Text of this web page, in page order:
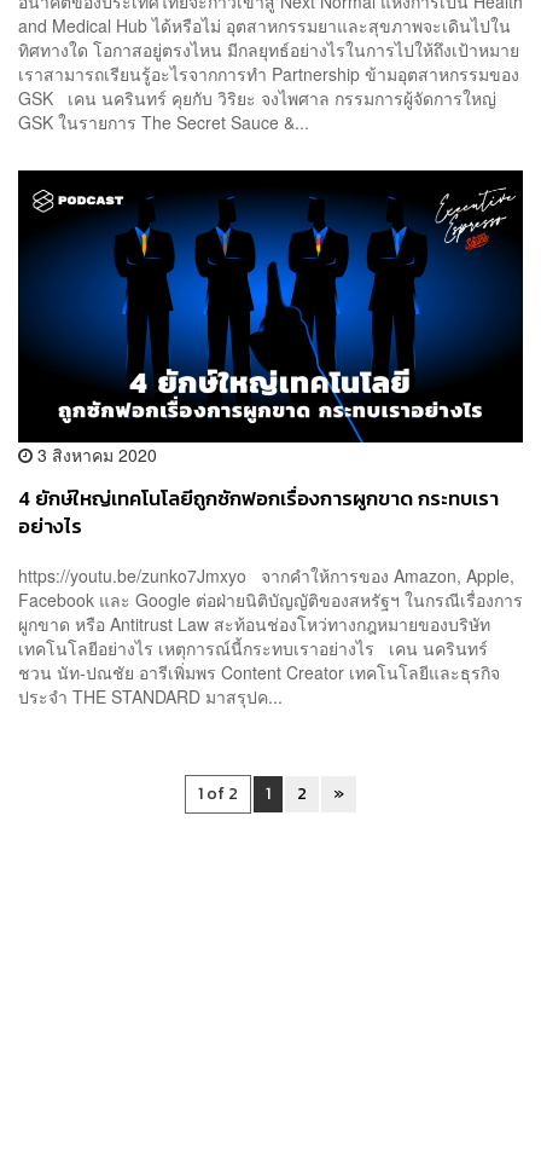
and Medical Hub ได้หรือไม่ อุตสาหกรรมยาและสุขภาพจะเดินไปใน
ทิศทางใด โอกาสอยู่ตรงไหน มีกลยุทธ์อย่างไรในการไปให้ถึงเป้าหมาย
เราสามารถเรียนรู้อะไรจากการทำ Partnership ข้ามอุตสาหกรรมของ
GSK เคน นครินทร์ คุยกับ วิริยะ จงไพศาล กรรมการผู้จัดการใหญ่
GSK ในรายการ The Secret Sauce &...
3 สิงหาคม 2020
4 ยักษ์ใหญ่เทคโนโลยีถูกซักฟอกเรื่องการผูกขาด กระทบเรา
อย่างไร
https://youtu.be/zunko7Jmxyo จากคำให้การของ Amazon, Apple,
Facebook และ Google ต่อฝ่ายนิติบัญญัติของสหรัฐฯ ในกรณีเรื่องการ
ผูกขาด หรือ Antitrust Law สะท้อนช่องโหว่ทางกฎหมายของบริษัท
เทคโนโลยีอย่างไร เหตุการณ์นี้กระทบเราอย่างไร เคน นครินทร์
ชวน นัท-ปณชัย อารีเพิ่มพร Content Creator เทคโนโลยีและธุรกิจ
ประจำ THE STANDARD มาสรุปค...
1 of 2 1 2 »